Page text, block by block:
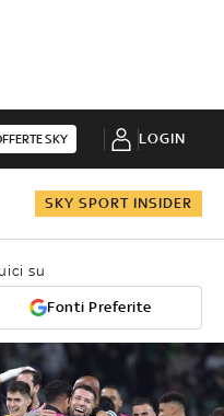
SKY LOGIN
SKY SPORT INSIDER
su
Fonti Preferite